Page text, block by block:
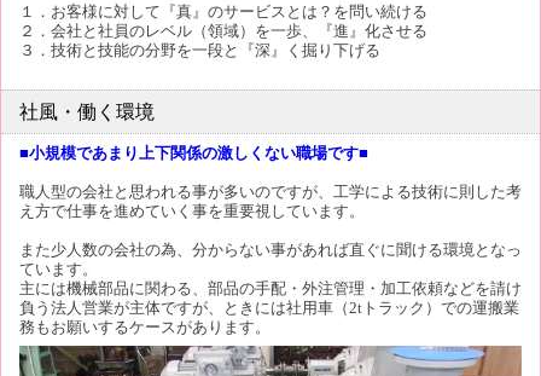
１．お客様に対して『真』のサービスとは？を問い続ける
２．会社と社員のレベル（領域）を一歩、『進』化させる
３．技術と技能の分野を一段と『深』く掘り下げる
社風・働く環境
■小規模であまり上下関係の激しくない職場です■
職人型の会社と思われる事が多いのですが、工学による技術に則した考
え方で仕事を進めていく事を重要視しています。
また少人数の会社の為、分からない事があれば直ぐに聞ける環境となっ
ています。
主には機械部品に関わる、部品の手配・外注管理・加工依頼などを請け
負う法人営業が主体ですが、ときには社用車（2tトラック）での運搬業
務もお願いするケースがあります。